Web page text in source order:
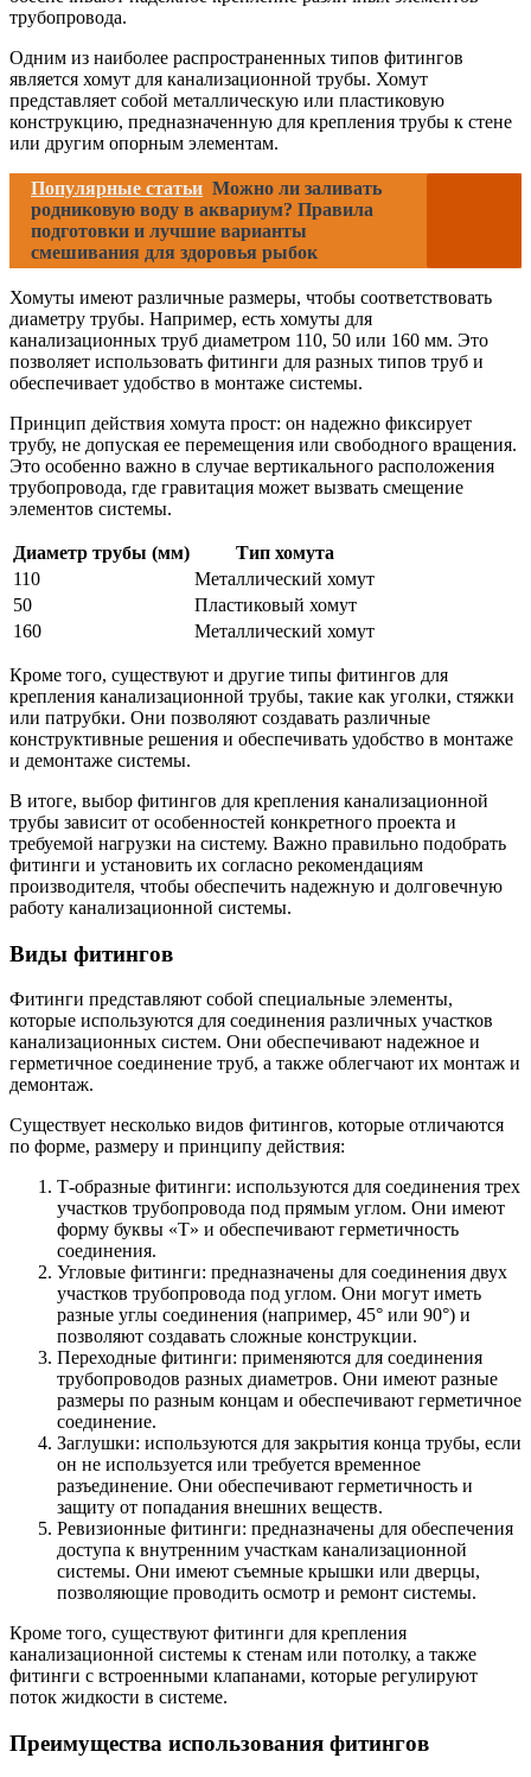
трубопровода.
Одним из наиболее распространенных типов фитингов
является хомут для канализационной трубы. Хомут
представляет собой металлическую или пластиковую
конструкцию, предназначенную для крепления трубы к стене
или другим опорным элементам.
Популярные статьи Можно ли заливать
родниковую воду в аквариум? Правила
подготовки и лучшие варианты
смешивания для здоровья рыбок
Хомуты имеют различные размеры, чтобы соответствовать
диаметру трубы. Например, есть хомуты для
канализационных труб диаметром 110, 50 или 160 мм. Это
позволяет использовать фитинги для разных типов труб и
обеспечивает удобство в монтаже системы.
Принцип действия хомута прост: он надежно фиксирует
трубу, не допуская ее перемещения или свободного вращения.
Это особенно важно в случае вертикального расположения
трубопровода, где гравитация может вызвать смещение
элементов системы.
Диаметр трубы (мм)
Тип хомута
110
Металлический хомут
50
Пластиковый хомут
160
Металлический хомут
Кроме того, существуют и другие типы фитингов для
крепления канализационной трубы, такие как уголки, стяжки
или патрубки. Они позволяют создавать различные
конструктивные решения и обеспечивать удобство в монтаже
и демонтаже системы.
В итоге, выбор фитингов для крепления канализационной
трубы зависит от особенностей конкретного проекта и
требуемой нагрузки на систему. Важно правильно подобрать
фитинги и установить их согласно рекомендациям
производителя, чтобы обеспечить надежную и долговечную
работу канализационной системы.
Виды фитингов
Фитинги представляют собой специальные элементы,
которые используются для соединения различных участков
канализационных систем. Они обеспечивают надежное и
герметичное соединение труб, а также облегчают их монтаж и
демонтаж.
Существует несколько видов фитингов, которые отличаются
по форме, размеру и принципу действия:
Т-образные фитинги: используются для соединения трех
участков трубопровода под прямым углом. Они имеют
форму буквы «Т» и обеспечивают герметичность
соединения.
Угловые фитинги: предназначены для соединения двух
участков трубопровода под углом. Они могут иметь
разные углы соединения (например, 45° или 90°) и
позволяют создавать сложные конструкции.
Переходные фитинги: применяются для соединения
трубопроводов разных диаметров. Они имеют разные
размеры по разным концам и обеспечивают герметичное
соединение.
Заглушки: используются для закрытия конца трубы, если
он не используется или требуется временное
разъединение. Они обеспечивают герметичность и
защиту от попадания внешних веществ.
Ревизионные фитинги: предназначены для обеспечения
доступа к внутренним участкам канализационной
системы. Они имеют съемные крышки или дверцы,
позволяющие проводить осмотр и ремонт системы.
Кроме того, существуют фитинги для крепления
канализационной системы к стенам или потолку, а также
фитинги с встроенными клапанами, которые регулируют
поток жидкости в системе.
Преимущества использования фитингов